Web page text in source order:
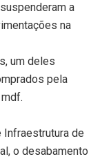
a
na
um deles
pela
Infraestrutura de
o desabamento